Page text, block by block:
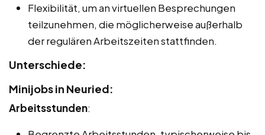
Flexibilität, um an virtuellen Besprechungen
teilzunehmen, die möglicherweise außerhalb
der regulären Arbeitszeiten stattfinden.
Unterschiede:
Minijobs in Neuried:
Arbeitsstunden: